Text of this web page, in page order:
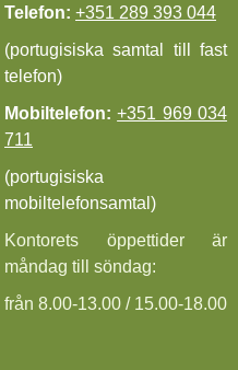
Telefon: +351 289 393 044
(portugisiska samtal till fast
telefon)
Mobiltelefon: +351 969 034
711
(portugisiska
mobiltelefonsamtal)
Kontorets öppettider är
måndag till söndag:
från 8.00-13.00 / 15.00-18.00